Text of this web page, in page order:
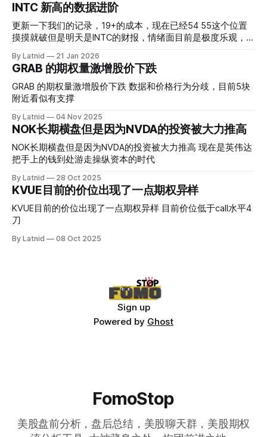
INTC 新高的数据进阶
更新一下我们的记录，19+的成本，现在已经54 55这个位置
摸摸就破但是明天是INTC的财报，情绪面目前是极度乐观，反
是突破前的支撑CC感觉可以做，放远些, 因为18A的经验还未
真正得到普遍大众的关注，当然财报可以继续出新消息顶一下
压力位置。 数据在70驻扎 整体呈现 47 – 60 短期位置
By Latnid 21 Jan 2026
GRAB 的期权量激增股价下跌
GRAB 的期权量激增股价下跌 数据和价格行为分歧，目前5块
附近看似有支撑
By Latnid 04 Nov 2025
NOK长期横盘但是因为NVDA的投资被大力推高
NOK长期横盘但是因为NVDA的投资被大力推高 现在是英伟达
把手上的钱到处游走操纵资本的时代
By Latnid 28 Oct 2025
KVUE目前的价位出现了一点期权异样
KVUE目前的价位出现了一点期权异样 目前价位低于call水平4
刀
By Latnid 08 Oct 2025
Sign up
Powered by Ghost
FomoStop
美股盘前分析，盘后总结，美股聊天群，美股期权